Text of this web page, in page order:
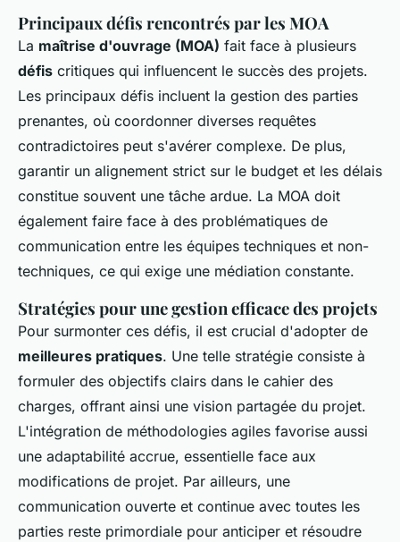
Principaux défis rencontrés par les MOA
La maîtrise d'ouvrage (MOA) fait face à plusieurs
défis critiques qui influencent le succès des projets.
Les principaux défis incluent la gestion des parties
prenantes, où coordonner diverses requêtes
contradictoires peut s'avérer complexe. De plus,
garantir un alignement strict sur le budget et les délais
constitue souvent une tâche ardue. La MOA doit
également faire face à des problématiques de
communication entre les équipes techniques et non-
techniques, ce qui exige une médiation constante.
Stratégies pour une gestion efficace des projets
Pour surmonter ces défis, il est crucial d'adopter de
meilleures pratiques. Une telle stratégie consiste à
formuler des objectifs clairs dans le cahier des
charges, offrant ainsi une vision partagée du projet.
L'intégration de méthodologies agiles favorise aussi
une adaptabilité accrue, essentielle face aux
modifications de projet. Par ailleurs, une
communication ouverte et continue avec toutes les
parties reste primordiale pour anticiper et résoudre